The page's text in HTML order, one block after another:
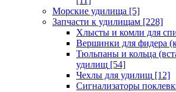
Морские удилища [5]
Запчасти к удилищам [228]
Хлысты и комли для
Вершинки для фидера
Тюльпаны и кольца
удилищ [54]
Чехлы для удилищ [12]
Сигнализаторы